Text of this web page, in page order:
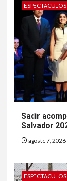
ESPECTACULOS
Sadir
Salvador
agosto 7, 2026
ESPECTACULOS